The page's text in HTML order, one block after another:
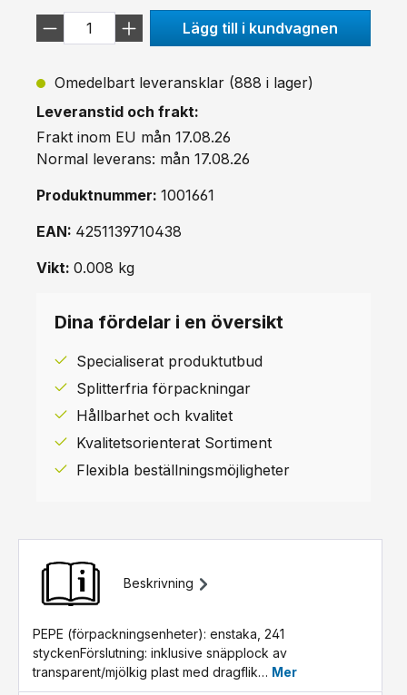
Lägg till i kundvagnen
Omedelbart leveransklar (888 i lager)
Leveranstid och frakt:
Frakt inom EU mån 17.08.26
Normal leverans: mån 17.08.26
Produktnummer: 1001661
EAN: 4251139710438
Vikt: 0.008 kg
Dina fördelar i en översikt
Specialiserat produktutbud
Splitterfria förpackningar
Hållbarhet och kvalitet
Kvalitetsorienterat Sortiment
Flexibla beställningsmöjligheter
Beskrivning
PEPE (förpackningsenheter): enstaka, 241
styckenFörslutning: inklusive snäpplock av
transparent/mjölkig plast med dragflik… Mer